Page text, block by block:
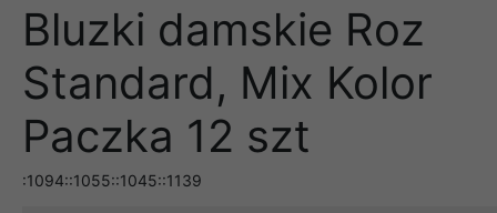
Bluzki damskie Roz
Standard, Mix Kolor
Paczka 12 szt
:1094::1055::1045::1139